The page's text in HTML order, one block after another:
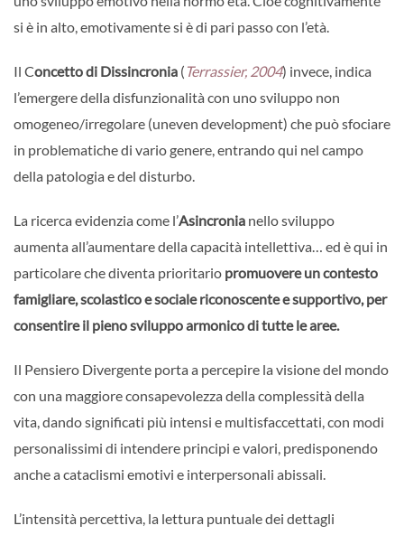
si è in alto, emotivamente si è di pari passo con l’età.
Il Concetto di Dissincronia ( Terrassier, 2004) invece, indica
l’emergere della disfunzionalità con uno sviluppo non
omogeneo/irregolare (uneven development) che può sfociare
in problematiche di vario genere, entrando qui nel campo
della patologia e del disturbo.
La ricerca evidenzia come l’Asincronia nello sviluppo
aumenta all’aumentare della capacità intellettiva… ed è qui in
particolare che diventa prioritario promuovere un contesto
famigliare, scolastico e sociale riconoscente e supportivo, per
consentire il pieno sviluppo armonico di tutte le aree.
Il Pensiero Divergente porta a percepire la visione del mondo
con una maggiore consapevolezza della complessità della
vita, dando significati più intensi e multisfaccettati, con modi
personalissimi di intendere principi e valori, predisponendo
anche a cataclismi emotivi e interpersonali abissali.
L’intensità percettiva, la lettura puntuale dei dettagli